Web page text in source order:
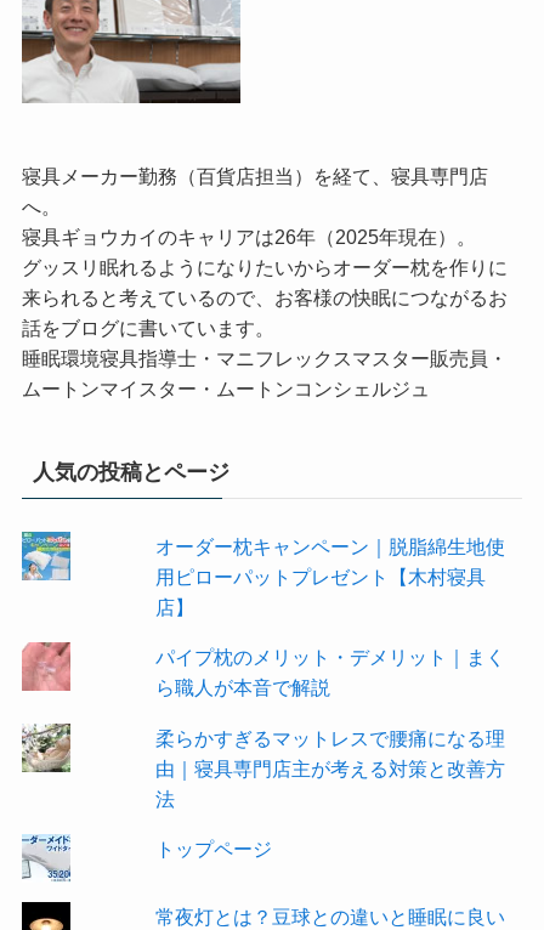
寝具メーカー勤務（百貨店担当）を経て、寝具専門店
へ。
寝具ギョウカイのキャリアは26年（2025年現在）。
グッスリ眠れるようになりたいからオーダー枕を作りに
来られると考えているので、お客様の快眠につながるお
話をブログに書いています。
睡眠環境寝具指導士・マニフレックスマスター販売員・
ムートンマイスター・ムートンコンシェルジュ
人気の投稿とページ
オーダー枕キャンペーン｜脱脂綿生地使
用ピローパットプレゼント【木村寝具
店】
パイプ枕のメリット・デメリット｜まく
ら職人が本音で解説
柔らかすぎるマットレスで腰痛になる理
由｜寝具専門店主が考える対策と改善方
法
トップページ
常夜灯とは？豆球との違いと睡眠に良い